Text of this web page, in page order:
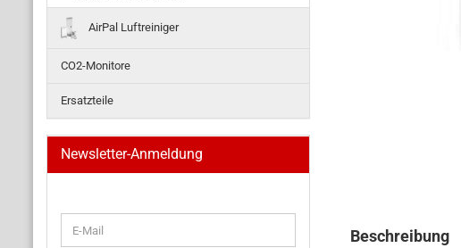
Beschreibung
AirPal Luftreiniger
CO2-Monitore
Ersatzteile
Newsletter-Anmeldung
ZUR
E-
Mail